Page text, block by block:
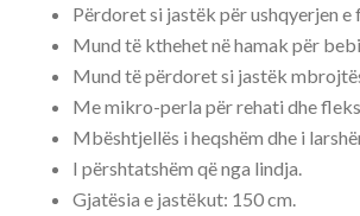
Përdoret si jastëk për ushqyerjen e
Mund të kthehet në hamak për
Mund të përdoret si jastëk
Me mikro-perla për rehati dhe
Mbështjellës i heqshëm dhe i
I përshtatshëm që nga lindja.
Gjatësia e jastëkut: 150 cm.